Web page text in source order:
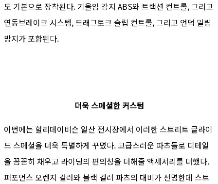
도 기본으로 장착된다. 기울임 감지 ABS와 트랙션 컨트롤, 그리고
연동브레이크 시스템, 드래그토크 슬립 컨트롤, 그리고 언덕 밀림
방지가 포함된다.
더욱 스페셜한 커스텀
이번에는 할리데이비슨 일산 전시장에서 이러한 스트리트 글라이
드 스페셜을 더욱 특별하게 꾸몄다. 고급스러운 파츠들로 디테일
을 꼼꼼히 채우고 라이딩의 편의성을 더해줄 액세서리를 더했다.
퍼포먼스 오렌지 컬러와 블랙 컬러 파츠의 대비가 선명한데 스트